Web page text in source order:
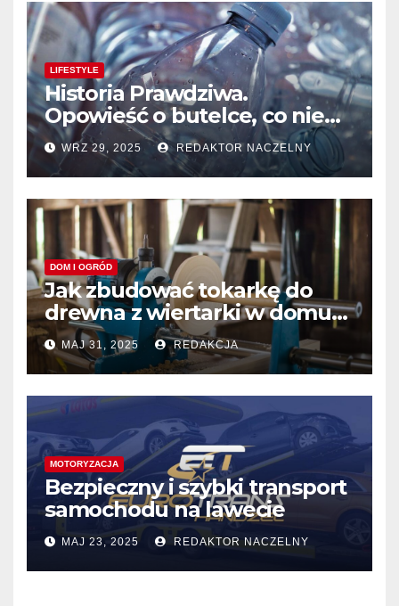
LIFESTYLE
Historia Prawdziwa.
Opowieść o butelce, co nie
chciała być śmieciem
WRZ 29, 2025 REDAKTOR NACZELNY
DOM I OGRÓD
Jak zbudować tokarkę do
drewna z wiertarki w domu?
Prosty poradnik DIY
MAJ 31, 2025 REDAKCJA
MOTORYZACJA
Bezpieczny i szybki transport
samochodu na lawecie
MAJ 23, 2025 REDAKTOR NACZELNY